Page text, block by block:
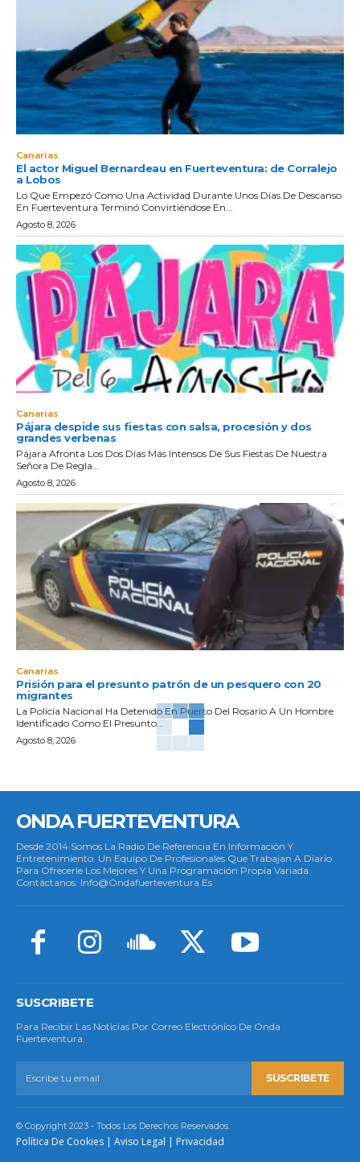
Canarias
El actor Miguel Bernardeau en Fuerteventura: de Corralejo
a Lobos
Lo Que Empezó Como Una Actividad Durante Unos Días De Descanso
En Fuerteventura Terminó Convirtiéndose En...
Agosto 8, 2026
Canarias
Pájara despide sus fiestas con salsa, procesión y dos
grandes verbenas
Pájara Afronta Los Dos Días Más Intensos De Sus Fiestas De Nuestra
Señora De Regla...
Agosto 8, 2026
Canarias
Prisión para el presunto patrón de un pesquero con 20
migrantes
La Policía Nacional Ha Detenido En Puerto Del Rosario A Un Hombre
Identificado Como El Presunto...
Agosto 8, 2026
ONDA FUERTEVENTURA
Desde 2014 Somos La Radio De Referencia En Información Y
Entretenimiento. Un Equipo De Profesionales Que Trabajan A Diario
Para Ofrecerle Los Mejores Y Una Programación Propia Variada.
Contáctanos: Info@ondafuerteventura.es
SUSCRIBETE
Para Recibir Las Noticias Por Correo Electrónico De Onda
Fuerteventura.
SUSCRIBETE
© Copyright 2023 - Todos Los Derechos Reservados.
Política De Cookies | Aviso Legal | Privacidad